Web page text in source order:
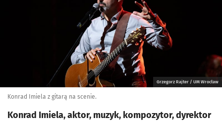
Grzegorz Rajter / UM Wrocław
Konrad Imiela z gitarą na scenie.
Konrad Imiela, aktor, muzyk, kompozytor, dyrektor